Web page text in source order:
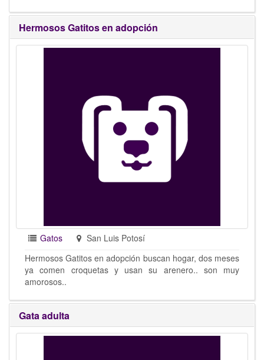
Hermosos Gatitos en adopción
Gatos
San Luis Potosí
Hermosos Gatitos en adopción buscan hogar, dos meses
ya comen croquetas y usan su arenero.. son muy
amorosos..
Gata adulta